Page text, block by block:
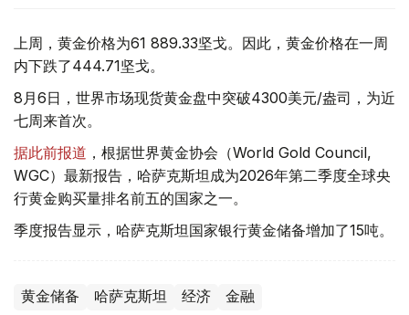
上周，黄金价格为61 889.33坚戈。因此，黄金价格在一周
内下跌了444.71坚戈。
8月6日，世界市场现货黄金盘中突破4300美元/盎司，为近
七周来首次。
据此前报道 ，根据世界黄金协会（World Gold Council,
WGC）最新报告，哈萨克斯坦成为2026年第二季度全球央
行黄金购买量排名前五的国家之一。
季度报告显示，哈萨克斯坦国家银行黄金储备增加了15吨。
黄金储备 哈萨克斯坦 经济 金融